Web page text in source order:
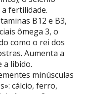
fertilidade.
B12 e B3,
ômega 3, o
como o rei dos
Aumenta a
a libido.
minúsculas
cálcio, ferro,